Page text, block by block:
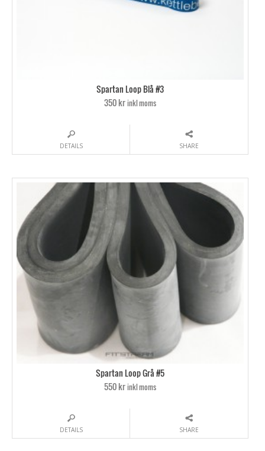
Spartan Loop Blå #3
350 krinkl moms
DETAILS SHARE
Spartan Loop Grå #5
550 krinkl moms
DETAILS SHARE